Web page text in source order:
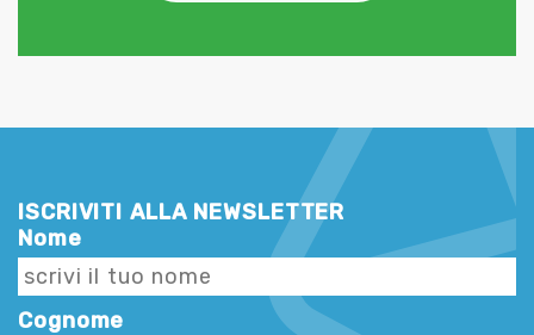
ISCRIVITI ALLA NEWSLETTER
Nome
Cognome